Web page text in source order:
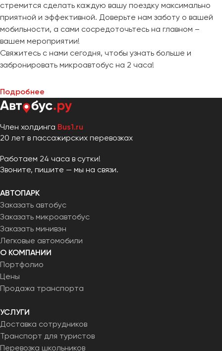
стремится сделать каждую вашу поездку максимально
приятной и эффективной. Доверьте нам заботу о вашей
мобильности, а сами сосредоточьтесь на главном –
вашем мероприятии!
Свяжитесь с нами сегодня, чтобы узнать больше и
забронировать микроавтобус на 2 часа!
Подробнее
Член холдинга Bus1.ru
20 лет в пассажирских перевозках
Работаем 24 часа в сутки!
Звоните, пишите — мы на связи.
АВТОПАРК
Заказать автобус
Заказать микроавтобус
Заказать минивэн
Легковые автомобили
О КОМПАНИИ
Портфолио
Цены
Продажа транспорта
УСЛУГИ
Доставка сотрудников
Транспорт для туристов
Перевозка школьников